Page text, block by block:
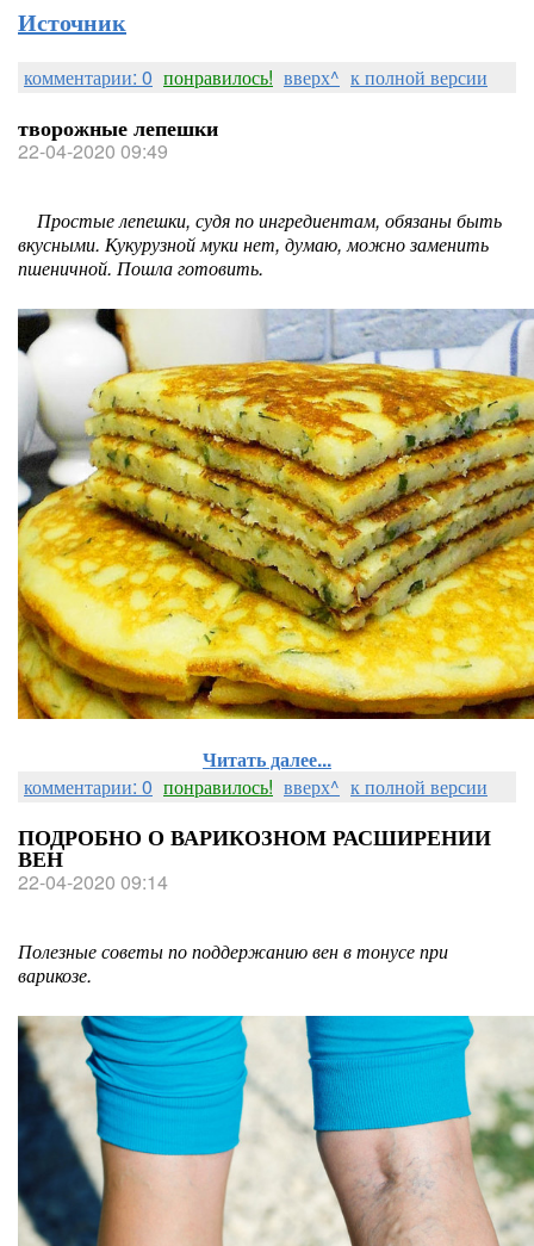
Источник
комментарии: 0 понравилось! вверх^ к полной версии
творожные лепешки
22-04-2020 09:49
Простые лепешки, судя по ингредиентам, обязаны быть
вкусными. Кукурузной муки нет, думаю, можно заменить
пшеничной. Пошла готовить.
Читать далее...
комментарии: 0 понравилось! вверх^ к полной версии
ПОДРОБНО О ВАРИКОЗНОМ РАСШИРЕНИИ
ВЕН
22-04-2020 09:14
Полезные советы по поддержанию вен в тонусе при
варикозе.